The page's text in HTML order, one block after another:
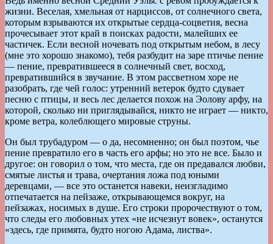
жизни. Веселая, хмельная от нарциссов, от солнечного света,
которым взрываются их открытые сердца-соцветия, весна
прочесывает этот край в поисках радости, малейших ее
частичек. Если весной ночевать под открытым небом, в лесу
(мне это хорошо знакомо), тебя разбудит на заре птичье пение
— пение, превратившееся в солнечный свет, восход,
превратившийся в звучание. В этом рассветном хоре не
разобрать, где чей голос: утренний ветерок будто сдувает
песню с птицы, и весь лес делается похож на Эолову арфу, на
которой, сколько ни приглядывайся, никто не играет — никто,
кроме ветра, колеблющего мировые струны.
Он был трубадуром — о да, несомненно; он был поэтом, чье
пение превратило его в часть его арфы; но это не все. Было и
другое: он говорил о том, что места, где он предавался любви,
смятые листья и трава, очертания ложа под юными
деревцами, — все это останется навеки, неизгладимо
отпечатается на пейзаже, открывающемся вокруг, на
пейзажах, носимых в душе. Его строки пророчествуют о том,
что следы его любовных утех «не исчезнут вовек», останутся
«здесь, где примята, будто ногою Адама, листва».